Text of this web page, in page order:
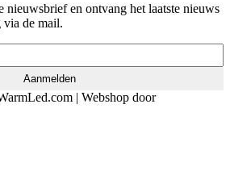
nieuwsbrief en ontvang het laatste nieuws
de mail.
| Webshop door